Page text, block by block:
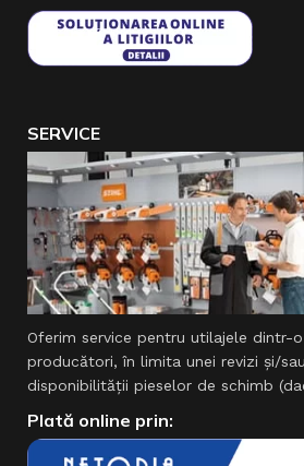
SERVICE
Oferim service pentru utilajele dintr-
producători, în limita unei revizi şi/
disponibilităţii pieselor de schimb
Plată online prin: